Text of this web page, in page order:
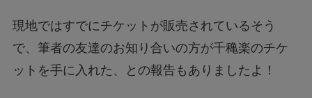
現地ではすでにチケットが販売されているそう
で、筆者の友達のお知り合いの方が千穐楽のチケ
ットを手に入れた、との報告もありましたよ！